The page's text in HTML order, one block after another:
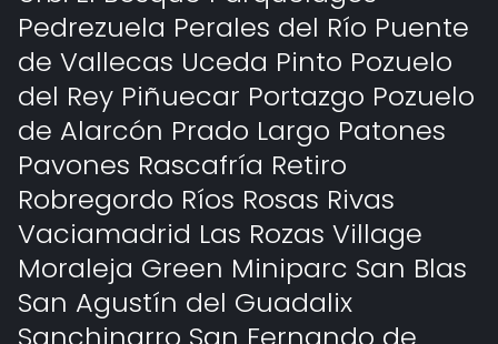
Pedrezuela Perales del Río Puente
de Vallecas Uceda Pinto Pozuelo
del Rey Piñuecar Portazgo Pozuelo
de Alarcón Prado Largo Patones
Pavones Rascafría Retiro
Robregordo Ríos Rosas Rivas
Vaciamadrid Las Rozas Village
Moraleja Green Miniparc San Blas
San Agustín del Guadalix